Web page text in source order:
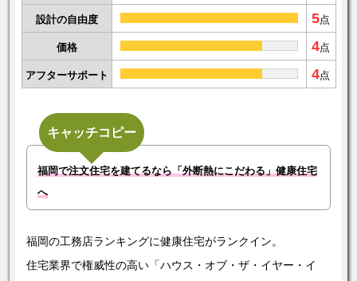
設計の自由度 5点
価格 4点
アフターサポート 4点
キャッチコピー
福岡で注文住宅を建てるなら「外断熱にこだわる」健康住宅
へ
福岡の工務店ランキングに健康住宅がランクイン。
住宅業界で権威性の高い「ハウス・オブ・ザ・イヤー・イ